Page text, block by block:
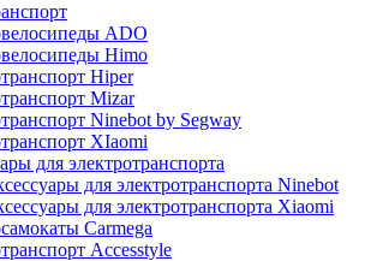
ADO
Himo
Hiper
Mizar
Ninebot by Segway
XIaomi
для электротранспорта
для электротранспорта Ninebot
для электротранспорта Xiaomi
Carmega
Accesstyle